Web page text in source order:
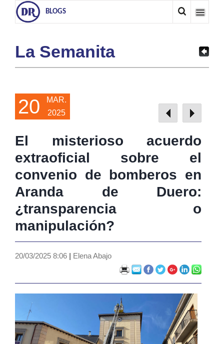
BLOGS
La Semanita
20
MAR.
2025
El misterioso acuerdo
extraoficial sobre el
convenio de bomberos en
Aranda de Duero:
¿transparencia o
manipulación?
20/03/2025 8:06 | Elena Abajo